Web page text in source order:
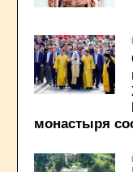
монастыря